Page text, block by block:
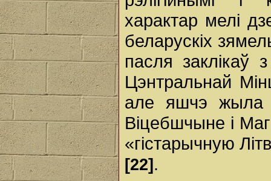
характар мелі
беларускіх
пасля заклікаў
Цэнтральнай
але яшчэ жыла
Віцебшчыне і
«гістарычную
[22] .